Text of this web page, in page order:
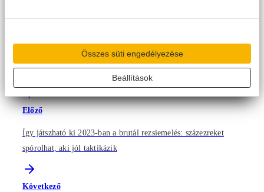
Összes süti engedélyezése
Beállítások
akik energia- és költséghatékony fűtési és hűtési megoldást
keresnek.
Előző
Így játszható ki 2023-ban a brutál rezsiemelés: százezreket
spórolhat, aki jól taktikázik
Következő